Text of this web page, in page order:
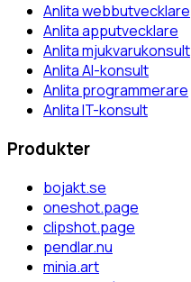
Anlita webbutvecklare
Anlita apputvecklare
Anlita mjukvarukonsult
Anlita AI-konsult
Anlita programmerare
Anlita IT-konsult
Produkter
bojakt.se
oneshot.page
clipshot.page
pendlar.nu
minia.art